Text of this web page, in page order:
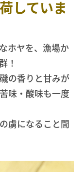
していま
ホヤを、漁場か
！
の香りと甘みが
味・酸味も一度
虜になること間